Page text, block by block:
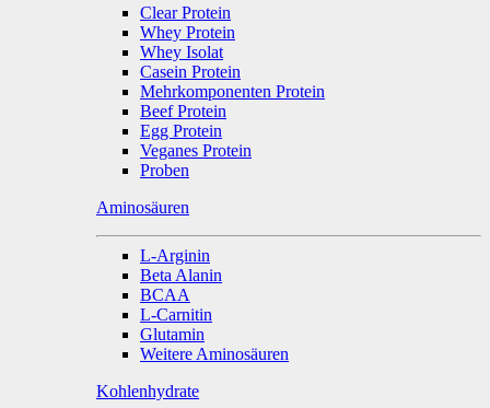
Clear Protein
Whey Protein
Whey Isolat
Casein Protein
Mehrkomponenten Protein
Beef Protein
Egg Protein
Veganes Protein
Proben
Aminosäuren
L-Arginin
Beta Alanin
BCAA
L-Carnitin
Glutamin
Weitere Aminosäuren
Kohlenhydrate